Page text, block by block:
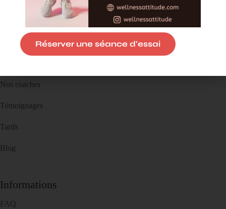
Liens pratiques
Nos coaches
Témoignages
Tarifs
Blog
Informations
FAQ
Réserver une séance d'essai